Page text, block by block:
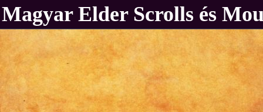
Magyar Elder Scrolls és